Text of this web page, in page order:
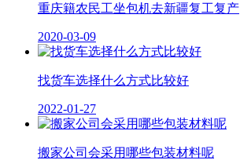
重庆籍农民工坐包机去新疆复工复产
2020-03-09
找货车选择什么方式比较好
2022-01-27
搬家公司会采用哪些包装材料呢